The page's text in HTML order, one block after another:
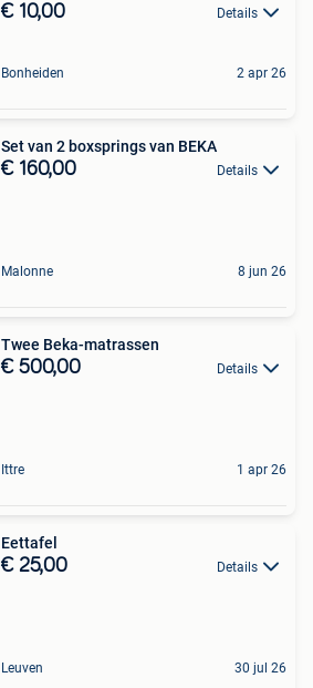
€ 10,00 Details
Bonheiden 2 apr 26
Set van 2 boxsprings van BEKA
€ 160,00 Details
Malonne 8 jun 26
Twee Beka-matrassen
€ 500,00 Details
Ittre 1 apr 26
Eettafel
€ 25,00 Details
Leuven 30 jul 26